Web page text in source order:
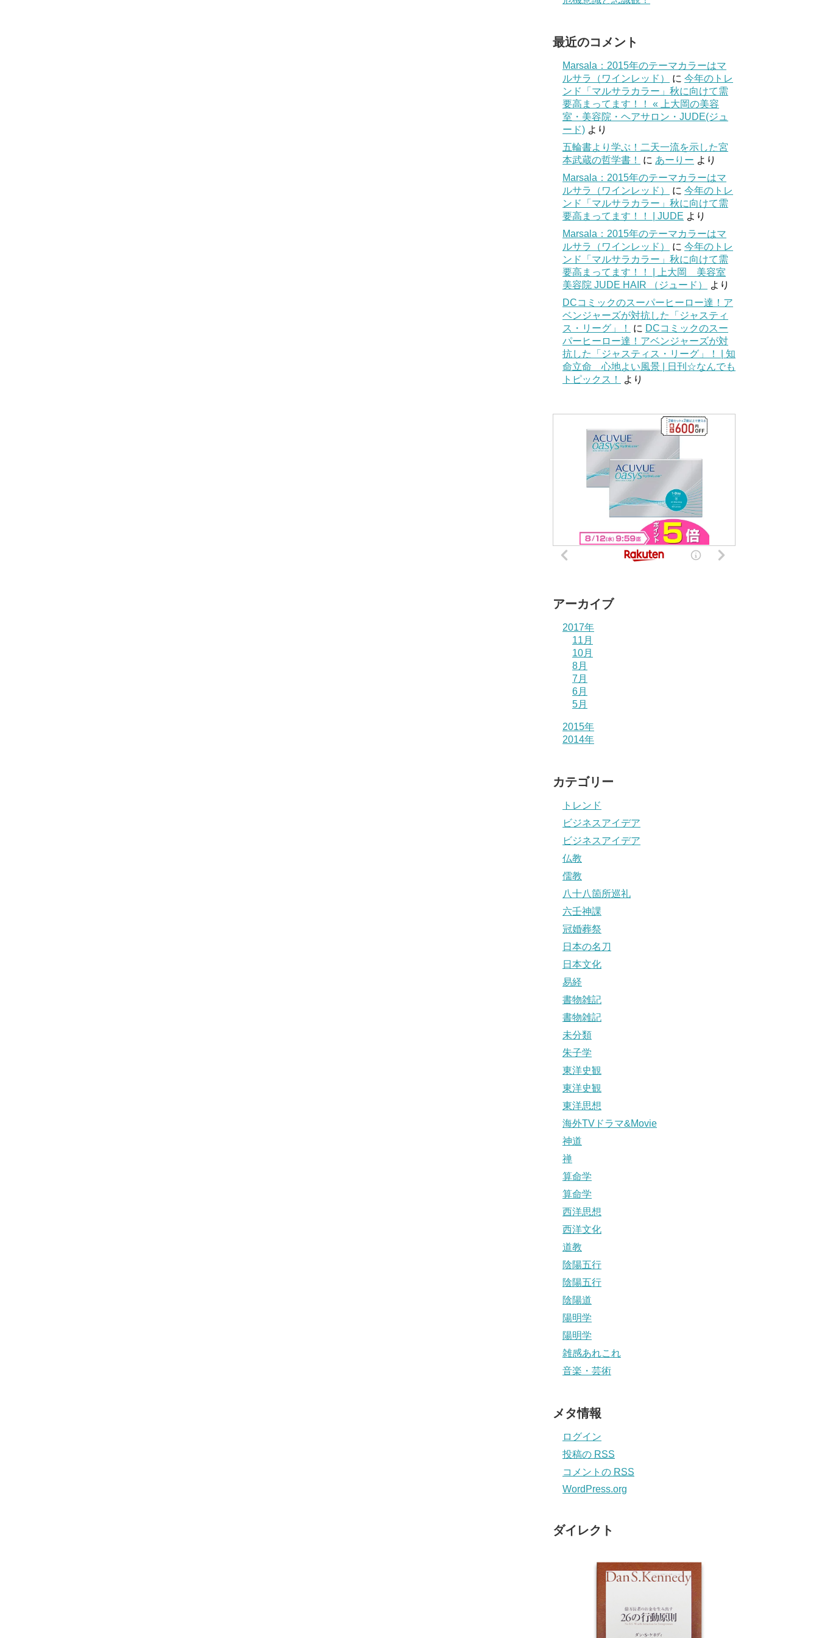
最近のコメント
Marsala：2015年のテーマカラーはマ
ルサラ（ワインレッド）
に 今年のトレ
ンド「マルサラカラー」秋に向けて需
要高まってます！！ « 上大岡の美容
室・美容院・ヘアサロン・JUDE(ジュ
ード) より
五輪書より学ぶ！二天一流を示した宮
本武蔵の哲学書！
に あーりー より
Marsala：2015年のテーマカラーはマ
ルサラ（ワインレッド）
に 今年のトレ
ンド「マルサラカラー」秋に向けて需
要高まってます！！ | JUDE より
Marsala：2015年のテーマカラーはマ
ルサラ（ワインレッド）
に 今年のトレ
ンド「マルサラカラー」秋に向けて需
要高まってます！！ | 上大岡 美容室
美容院 JUDE HAIR （ジュード）
より
DCコミックのスーパーヒーロー達！ア
ベンジャーズが対抗した「ジャスティ
ス・リーグ」！
に DCコミックのスー
パーヒーロー達！アベンジャーズが対
抗した「ジャスティス・リーグ」！ | 知
命立命 心地よい風景 | 日刊☆なんでも
トピックス！
より
アーカイブ
2017年
11月
10月
8月
7月
6月
5月
2015年
2014年
カテゴリー
トレンド
ビジネスアイデア
ビジネスアイデア
仏教
儒教
八十八箇所巡礼
六壬神課
冠婚葬祭
日本の名刀
日本文化
易経
書物雑記
書物雑記
未分類
朱子学
東洋史観
東洋史観
東洋思想
海外TVドラマ&Movie
神道
禅
算命学
算命学
西洋思想
西洋文化
道教
陰陽五行
陰陽五行
陰陽道
陽明学
陽明学
雑感あれこれ
音楽・芸術
メタ情報
ログイン
投稿の RSS
コメントの RSS
WordPress.org
ダイレクト